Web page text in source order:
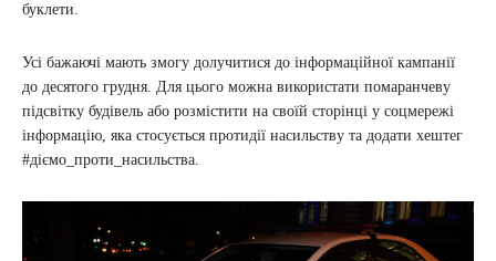
буклети.
Усі бажаючі мають змогу долучитися до інформаційної кампанії
до десятого грудня. Для цього можна використати помаранчеву
підсвітку будівель або розмістити на своїй сторінці у соцмережі
інформацію, яка стосується протидії насильству та додати хештег
#діємо_проти_насильства.